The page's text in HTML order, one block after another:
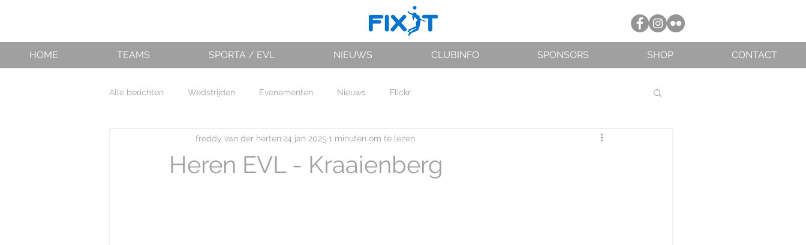
HOME TEAMS SPORTA / EVL NIEUWS CLUBINFO SPONSORS SHOP CONTACT
Alle berichten Wedstrijden Evenementen Nieuws Flickr
Heren EVL - Kraaienberg
freddy van der herten 24 jan 2025 1 minuten om te lezen